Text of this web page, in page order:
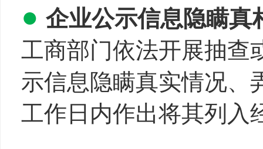
● 企业公示信息隐瞒真
工商部门依法开展抽查
示信息隐瞒真实情况、
工作日内作出将其列入